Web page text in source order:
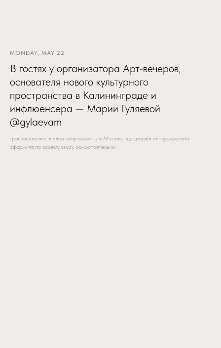
MONDAY, MAY 22
В гостях у организатора Арт-вечеров,
основателя нового культурного
пространства в Калининграде и
инфлюенсера — Марии Гуляевой
@gylaevam
пригласила нас в свои апартаменты в Москве, где дизайн интерьера она
оформила по своему вкусу самостоятельно.